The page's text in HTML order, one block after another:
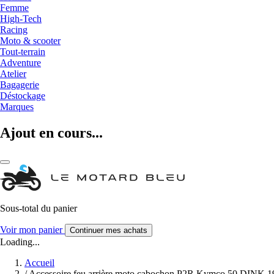
Femme
High-Tech
Racing
Moto & scooter
Tout-terrain
Adventure
Atelier
Bagagerie
Déstockage
Marques
Ajout en cours...
Sous-total du panier
Voir mon panier Continuer mes achats
Loading...
Accueil